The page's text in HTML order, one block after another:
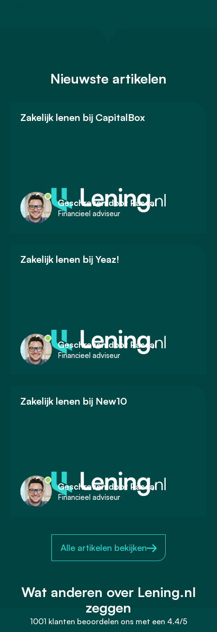
Nieuwste artikelen
Zakelijk lenen bij CapitalBox
Geschreven door Pascal
Financieel adviseur
Zakelijk lenen bij Yeaz!
Geschreven door Pascal
Financieel adviseur
Zakelijk lenen bij New10
Geschreven door Pascal
Financieel adviseur
Alle artikelen bekijken
Wat anderen over Lening.nl
zeggen
1001 klanten beoordelen ons met een 4.4/5